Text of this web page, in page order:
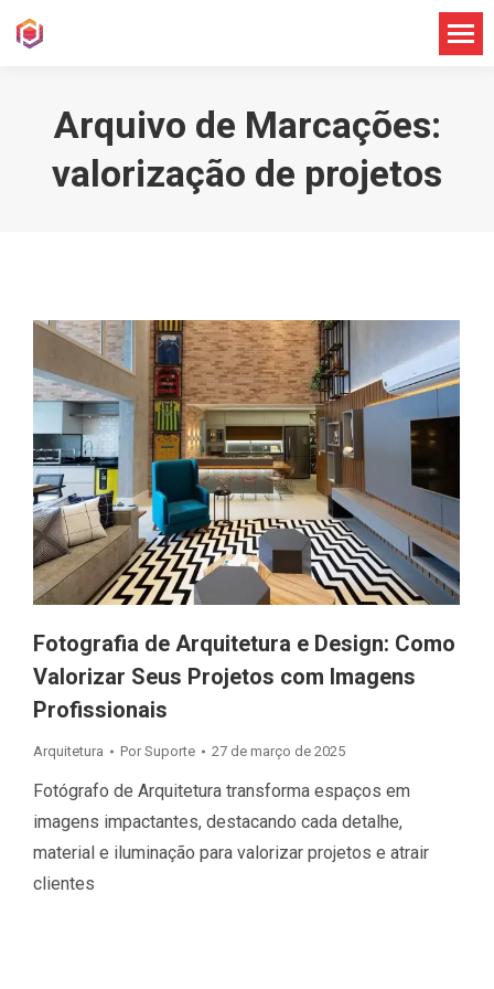
Arquivo de Marcações:
valorização de projetos
Fotografia de Arquitetura e Design: Como
Valorizar Seus Projetos com Imagens
Profissionais
Arquitetura Por Suporte 27 de março de 2025
Fotógrafo de Arquitetura transforma espaços em
imagens impactantes, destacando cada detalhe,
material e iluminação para valorizar projetos e atrair
clientes